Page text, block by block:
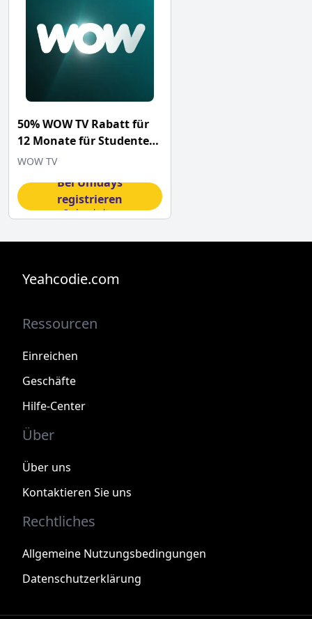
50% WOW TV Rabatt für
12 Monate für Studenten
mit diesem Code
WOW TV
Bei Unidays
registrieren
Code erhalten
Yeahcodie.com
Ressourcen
Einreichen
Geschäfte
Hilfe-Center
Über
Über uns
Kontaktieren Sie uns
Rechtliches
Allgemeine Nutzungsbedingungen
Datenschutzerklärung